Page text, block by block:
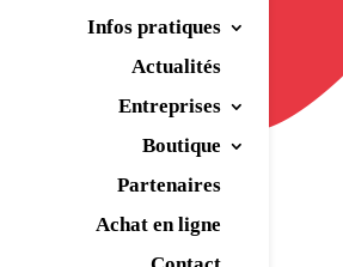
Infos pratiques
Actualités
Entreprises
Boutique
Partenaires
Achat en ligne